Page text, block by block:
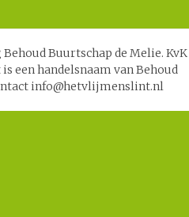
Buurtschap de Melie. KvK
een handelsnaam van Behoud
info@hetvlijmenslint.nl